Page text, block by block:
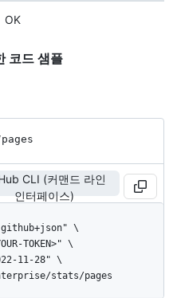
OK
코드 샘플
CLI (커맨드 라인
인터페이스)
stats/pages